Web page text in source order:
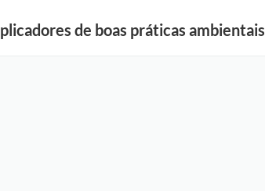
de boas práticas ambientais